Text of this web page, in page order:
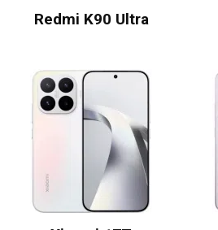
Redmi K90 Ultra